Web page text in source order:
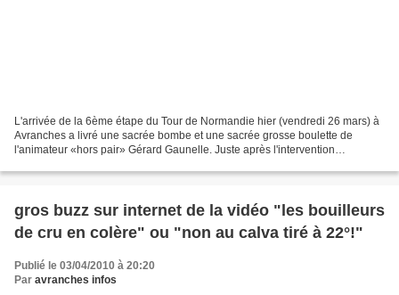
L'arrivée de la 6ème étape du Tour de Normandie hier (vendredi 26 mars) à
Avranches a livré une sacrée bombe et une sacrée grosse boulette de
l'animateur «hors pair» Gérard Gaunelle. Juste après l'intervention
gros buzz sur internet de la vidéo "les bouilleurs
de cru en colère" ou "non au calva tiré à 22°!"
Publié le 03/04/2010 à 20:20
Par avranches infos